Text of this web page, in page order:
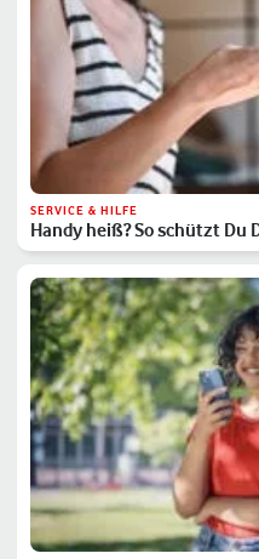
SERVICE & HILFE
Handy heiß? So schützt Du